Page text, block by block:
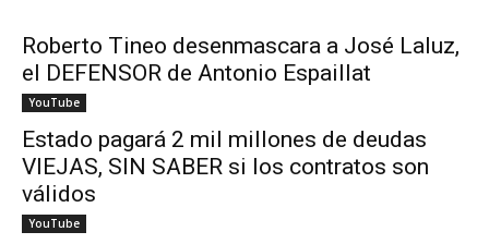
Roberto Tineo desenmascara a José Laluz,
el DEFENSOR de Antonio Espaillat
YouTube
Estado pagará 2 mil millones de deudas
VIEJAS, SIN SABER si los contratos son
válidos
YouTube